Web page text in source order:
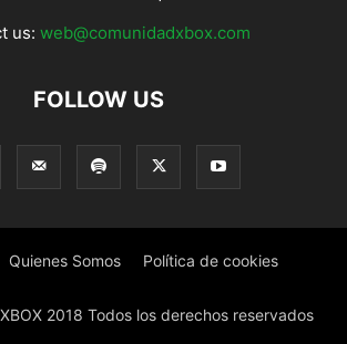
us: web@comunidadxbox.com
FOLLOW US
Quienes Somos Política de cookies
2018 Todos los derechos reservados